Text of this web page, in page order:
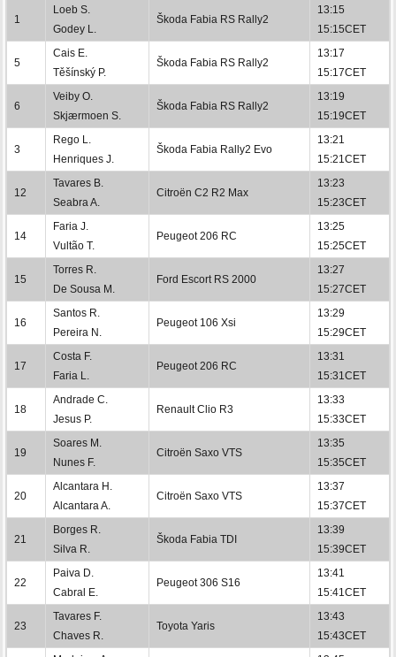
1
Loeb S.
Godey L.
Škoda Fabia RS Rally2
13:15
15:15CET
5
Cais E.
Těšínský P.
Škoda Fabia RS Rally2
13:17
15:17CET
6
Veiby O.
Skjærmoen S.
Škoda Fabia RS Rally2
13:19
15:19CET
3
Rego L.
Henriques J.
Škoda Fabia Rally2 Evo
13:21
15:21CET
12
Tavares B.
Seabra A.
Citroën C2 R2 Max
13:23
15:23CET
14
Faria J.
Vultão T.
Peugeot 206 RC
13:25
15:25CET
15
Torres R.
De Sousa M.
Ford Escort RS 2000
13:27
15:27CET
16
Santos R.
Pereira N.
Peugeot 106 Xsi
13:29
15:29CET
17
Costa F.
Faria L.
Peugeot 206 RC
13:31
15:31CET
18
Andrade C.
Jesus P.
Renault Clio R3
13:33
15:33CET
19
Soares M.
Nunes F.
Citroën Saxo VTS
13:35
15:35CET
20
Alcantara H.
Alcantara A.
Citroën Saxo VTS
13:37
15:37CET
21
Borges R.
Silva R.
Škoda Fabia TDI
13:39
15:39CET
22
Paiva D.
Cabral E.
Peugeot 306 S16
13:41
15:41CET
23
Tavares F.
Chaves R.
Toyota Yaris
13:43
15:43CET